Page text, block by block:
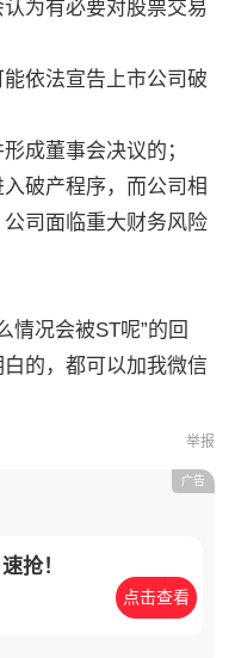
为有必要对股票交易
依法宣告上市公司破
成董事会决议的；
破产程序，而公司相
司面临重大财务风险
情况会被ST呢”的回
的，都可以加我微信
举报
抢！
点击查看
广告